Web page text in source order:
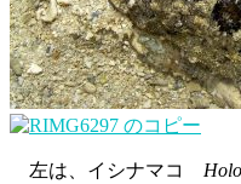
左は、イシナマコ